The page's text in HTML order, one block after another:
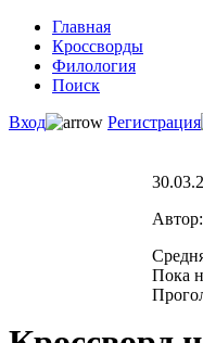
Главная
Кроссворды
Филология
Поиск
Вход
Регистрация
Пока